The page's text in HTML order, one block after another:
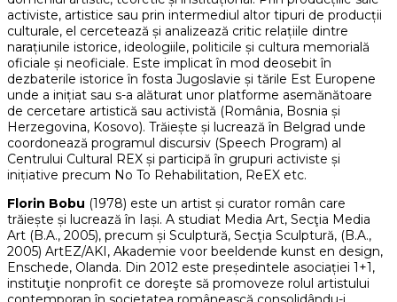
activiste, artistice sau prin intermediul altor tipuri de producții
culturale, el cercetează și analizează critic relațiile dintre
narațiunile istorice, ideologiile, politicile și cultura memorială
oficiale și neoficiale. Este implicat în mod deosebit în
dezbaterile istorice în fosta Jugoslavie și tările Est Europene
unde a inițiat sau s-a alăturat unor platforme asemănătoare
de cercetare artistică sau activistă (România, Bosnia și
Herzegovina, Kosovo). Trăiește și lucrează în Belgrad unde
coordonează programul discursiv (Speech Program) al
Centrului Cultural REX și participă în grupuri activiste și
inițiative precum No To Rehabilitation, ReEX etc.
Florin Bobu (1978) este un artist și curator român care
trăiește și lucrează în Iași. A studiat Media Art, Secţia Media
Art (B.A., 2005), precum și Sculptură, Secţia Sculptură, (B.A.,
2005) ArtEZ/AKI, Akademie voor beeldende kunst en design,
Enschede, Olanda. Din 2012 este președintele asociației 1+1,
instituţie nonprofit ce doreşte să promoveze rolul artistului